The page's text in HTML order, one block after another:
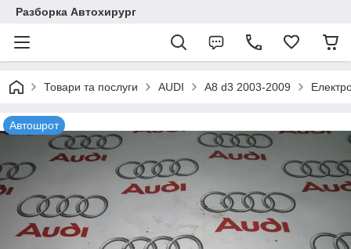
Разборка Автохирург
Товари та послуги AUDI A8 d3 2003-2009
Автошрот